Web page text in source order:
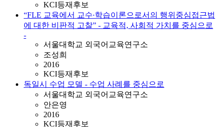
KCI등재후보
“FLE 교육에서 교수∙학습이론으로서의 행위중심접근법
에 대한 비판적 고찰” - 교육적, 사회적 가치를 중심으로
-
서울대학교 외국어교육연구소
조성희
2016
KCI등재후보
독일시 수업 모델 - 수업 사례를 중심으로
서울대학교 외국어교육연구소
안은영
2016
KCI등재후보